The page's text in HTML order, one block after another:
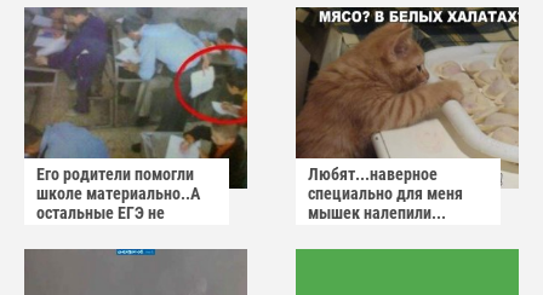
Его родители помогли
школе материально..А
остальные ЕГЭ не
Любят...наверное
специально для меня
мышек налепили...